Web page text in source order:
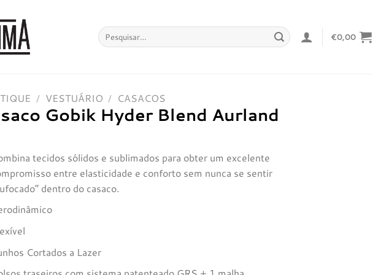
Pesquisar
por:
€0,00
/ VESTUÁRIO / CASACOS
Gobik Hyder Blend Aurland
tecidos sólidos e sublimados para obter um excelente
entre elasticidade e conforto sem nunca se sentir
dentro do casaco.
Cortados a Lazer